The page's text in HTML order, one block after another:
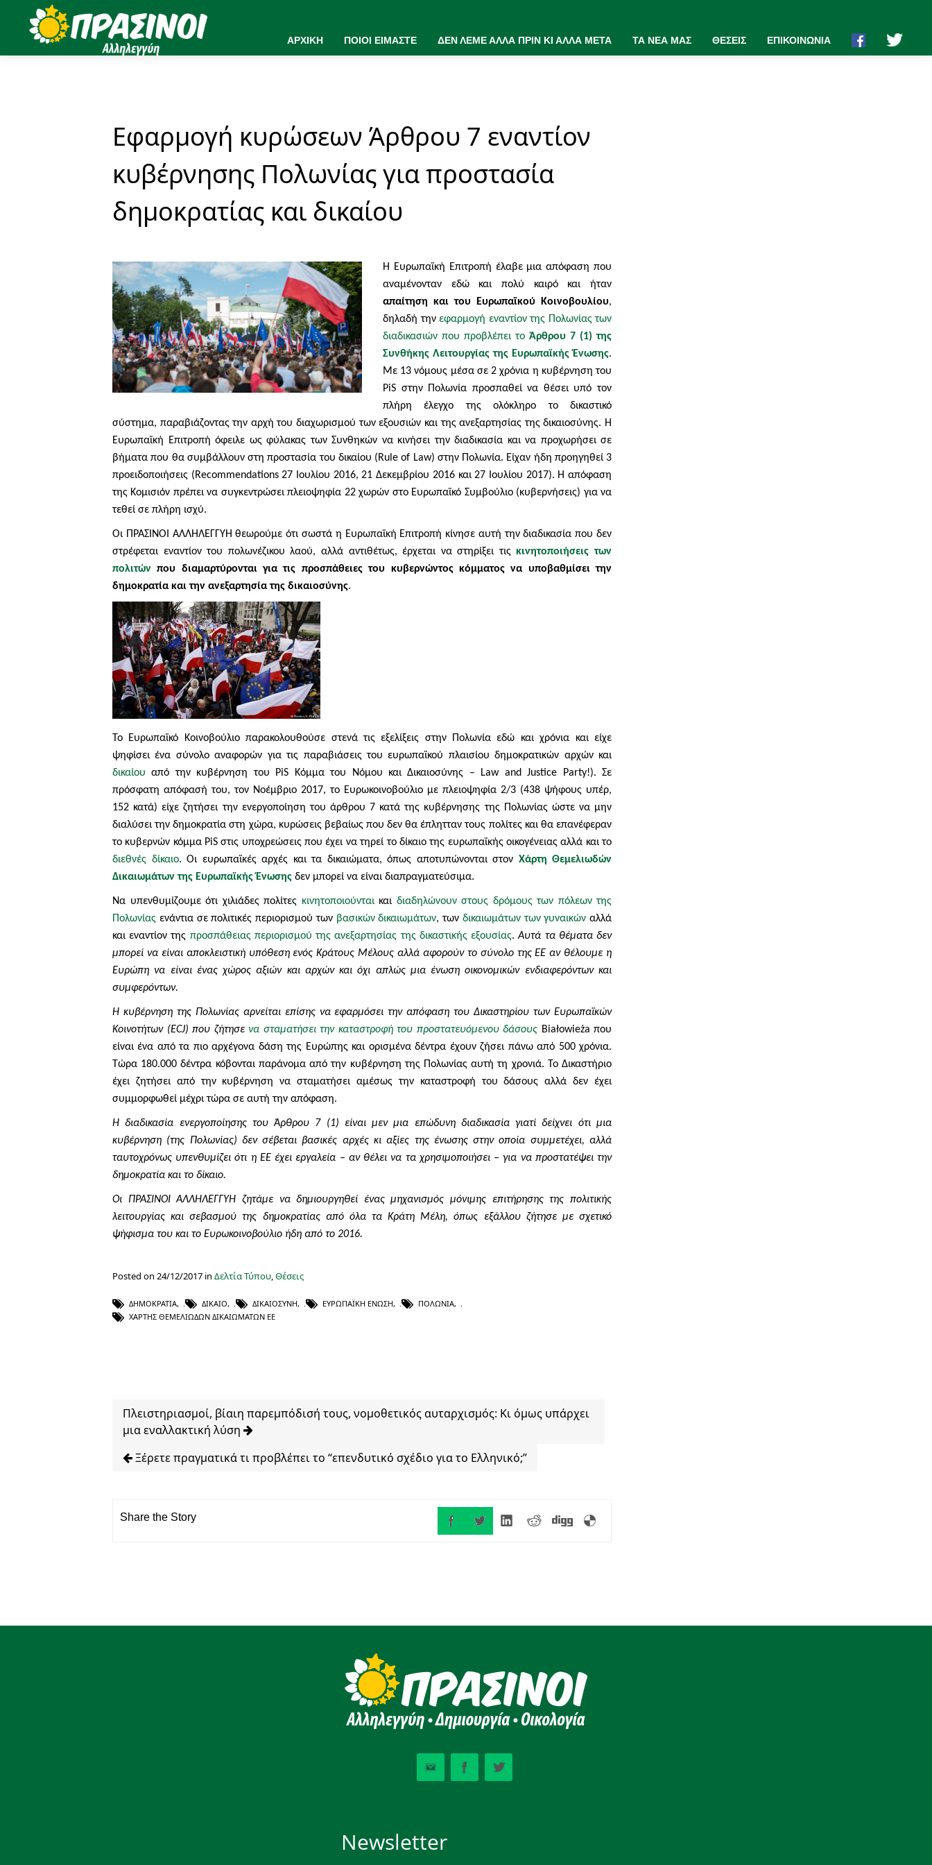
ΑΡΧΙΚΗ ΠΟΙΟΙ ΕΙΜΑΣΤΕ ΔΕΝ ΛΕΜΕ ΑΛΛΑ ΠΡΙΝ ΚΙ ΑΛΛΑ ΜΕΤΑ ΤΑ ΝΕΑ ΜΑΣ ΘΕΣΕΙΣ ΕΠΙΚΟΙΝΩΝΙΑ
Εφαρμογή κυρώσεων Άρθρου 7 εναντίον
κυβέρνησης Πολωνίας για προστασία
δημοκρατίας και δικαίου
H
Ευρωπαϊκή Επιτροπή έλαβε μια απόφαση που
αναμένονταν εδώ και πολύ καιρό και ήταν
απαίτηση και του Ευρωπαϊκού Κοινοβουλίου,
δηλαδή τηνεφαρμογή εναντίον της Πολωνίας των
διαδικασιών που προβλέπει το Άρθρου 7 (1) της
Συνθήκης Λειτουργίας της Ευρωπαϊκής Ένωσης.
Με 13 νόμους μέσα σε 2 χρόνια η κυβέρνηση του
PiS στην Πολωνία προσπαθεί να θέσει υπό τον
πλήρη έλεγχο της ολόκληρο το δικαστικό
σύστημα, παραβιάζοντας την αρχή του διαχωρισμού των εξουσιών και της ανεξαρτησίας της δικαιοσύνης. Η
Ευρωπαϊκή Επιτροπή όφειλε ως φύλακας των Συνθηκών να κινήσει την διαδικασία και να προχωρήσει σε
βήματα που θα συμβάλλουν στη προστασία του δικαίου (Rule of Law) στην Πολωνία. Είχαν ήδη προηγηθεί 3
προειδοποιήσεις (Recommendations 27 Ιουλίου 2016, 21 Δεκεμβρίου 2016 και 27 Ιουλίου 2017). Η απόφαση
της Κομισιόν πρέπει να συγκεντρώσει πλειοψηφία 22 χωρών στο Ευρωπαϊκό Συμβούλιο (κυβερνήσεις) για να
τεθεί σε πλήρη ισχύ.
Οι ΠΡΑΣΙΝΟΙ ΑΛΛΗΛΕΓΓΥΗ θεωρούμε ότι σωστά η Ευρωπαϊκή Επιτροπή κίνησε αυτή την διαδικασία που δεν
στρέφεται εναντίον του πολωνέζικου λαού, αλλά αντιθέτως, έρχεται να στηρίξει τιςκινητοποιήσεις των
πολιτών που διαμαρτύρονται για τις προσπάθειες του κυβερνώντος κόμματος να υποβαθμίσει την
δημοκρατία και την ανεξαρτησία της δικαιοσύνης.
Το Ευρωπαϊκό Κοινοβούλιο παρακολουθούσε στενά τις εξελίξεις στην Πολωνία εδώ και χρόνια και είχε
ψηφίσει ένα σύνολο αναφορών για τις παραβιάσεις του ευρωπαϊκού πλαισίου δημοκρατικών αρχών και
δικαίου από την κυβέρνηση του PiS Κόμμα του Νόμου και Δικαιοσύνης – Law and Justice Party!). Σε
πρόσφατη απόφασή του, τον Νοέμβριο 2017, το Ευρωκοινοβούλιο με πλειοψηφία 2/3 (438 ψήφους υπέρ,
152 κατά) είχε ζητήσει την ενεργοποίηση του άρθρου 7 κατά της κυβέρνησης της Πολωνίας ώστε να μην
διαλύσει την δημοκρατία στη χώρα, κυρώσεις βεβαίως που δεν θα έπλητταν τους πολίτες και θα επανέφεραν
το κυβερνών κόμμα PiS στις υποχρεώσεις που έχει να τηρεί το δίκαιο της ευρωπαϊκής οικογένειας αλλά και το
διεθνές δίκαιο. Οι ευρωπαϊκές αρχές και τα δικαιώματα, όπως αποτυπώνονται στον Χάρτη Θεμελιωδών
Δικαιωμάτων της Ευρωπαϊκής Ένωσης δεν μπορεί να είναι διαπραγματεύσιμα.
Να υπενθυμίζουμε ότι χιλιάδες πολίτες κινητοποιούνταικαι διαδηλώνουν στους δρόμους των πόλεων της
Πολωνίας ενάντια σε πολιτικές περιορισμού των βασικών δικαιωμάτων, των δικαιωμάτων των γυναικών αλλά
και εναντίον της προσπάθειας περιορισμού της ανεξαρτησίας της δικαστικής εξουσίας.Αυτά τα θέματα δεν
μπορεί να είναι αποκλειστική υπόθεση ενός Κράτους Μέλους αλλά αφορούν το σύνολο της ΕΕ αν θέλουμε η
Ευρώπη να είναι ένας χώρος αξιών και αρχών και όχι απλώς μια ένωση οικονομικών ενδιαφερόντων και
συμφερόντων.
Η κυβέρνηση της Πολωνίας αρνείται επίσης να εφαρμόσει την απόφαση του Δικαστηρίου των Ευρωπαϊκών
Κοινοτήτων (ECJ) που ζήτησε να σταματήσει την καταστροφή του προστατευόμενου δάσους Białowieża που
είναι ένα από τα πιο αρχέγονα δάση της Ευρώπης και ορισμένα δέντρα έχουν ζήσει πάνω από 500 χρόνια.
Τώρα 180.000 δέντρα κόβονται παράνομα από την κυβέρνηση της Πολωνίας αυτή τη χρονιά. Το Δικαστήριο
έχει ζητήσει από την κυβέρνηση να σταματήσει αμέσως την καταστροφή του δάσους αλλά δεν έχει
συμμορφωθεί μέχρι τώρα σε αυτή την απόφαση.
Η διαδικασία ενεργοποίησης του Άρθρου 7 (1) είναι μεν μια επώδυνη διαδικασία γιατί δείχνει ότι μια
κυβέρνηση (της Πολωνίας) δεν σέβεται βασικές αρχές κι αξίες της ένωσης στην οποία συμμετέχει, αλλά
ταυτοχρόνως υπενθυμίζει ότι η ΕΕ έχει εργαλεία – αν θέλει να τα χρησιμοποιήσει – για να προστατέψει την
δημοκρατία και το δίκαιο.
Οι ΠΡΑΣΙΝΟΙ ΑΛΛΗΛΕΓΓΥΗ ζητάμε να δημιουργηθεί ένας μηχανισμός μόνιμης επιτήρησης της πολιτικής
λειτουργίας και σεβασμού της δημοκρατίας από όλα τα Κράτη Μέλη, όπως εξάλλου ζήτησε με σχετικό
ψήφισμα του και το Ευρωκοινοβούλιο ήδη από το 2016.
Posted on 24/12/2017 in Δελτία Τύπου,Θέσεις
ΔΗΜΟΚΡΑΤΊΑ, ΔΊΚΑΙΟ, ΔΙΚΑΙΟΣΎΝΗ, ΕΥΡΩΠΑΪΚΉ ΈΝΩΣΗ, ΠΟΛΩΝΊΑ,
ΧΆΡΤΗΣ ΘΕΜΕΛΙΩΔΏΝ ΔΙΚΑΙΩΜΆΤΩΝ ΕΕ
Πλειστηριασμοί, βίαιη παρεμπόδισή τους, νομοθετικός αυταρχισμός: Κι όμως υπάρχει
μια εναλλακτική λύση
Ξέρετε πραγματικά τι προβλέπει το “επενδυτικό σχέδιο για το Ελληνικό;”
Share the Story
Newsletter